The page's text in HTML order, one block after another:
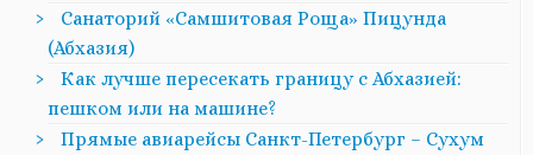
Санаторий «Самшитовая Роща» Пицунда
(Абхазия)
Как лучше пересекать границу с Абхазией:
пешком или на машине?
Прямые авиарейсы Санкт-Петербург – Сухум